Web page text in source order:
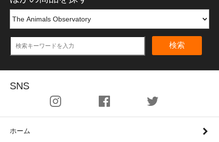
検索
SNS
ホーム